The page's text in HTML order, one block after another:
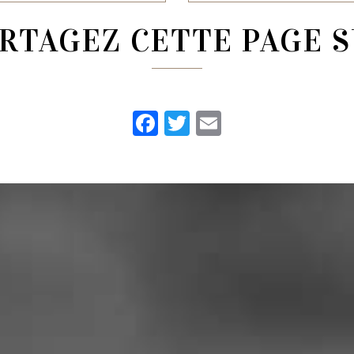
CETTE PAGE
Facebook
Twitter